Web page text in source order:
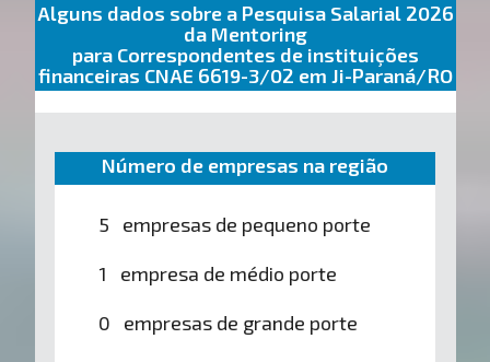
Alguns dados sobre a Pesquisa Salarial 2026
da Mentoring
para Correspondentes de instituições
financeiras CNAE 6619-3/02 em Ji-Paraná/RO
Número de empresas na região
5 empresas de pequeno porte
1 empresa de médio porte
0 empresas de grande porte